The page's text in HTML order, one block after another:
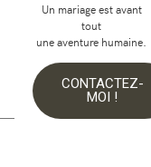
Un mariage est avant
tout
une aventure humaine.
CONTACTEZ-
MOI !